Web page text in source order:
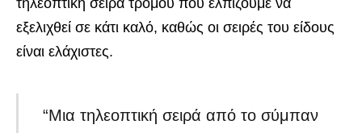
τηλεοπτική σειρά τρόμου που ελπίζουμε να
εξελιχθεί σε κάτι καλό, καθώς οι σειρές του είδους
είναι ελάχιστες.
“Μια τηλεοπτική σειρά από το σύμπαν